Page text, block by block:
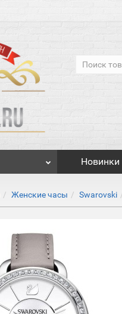
Новинки
Женские часы Swarovski